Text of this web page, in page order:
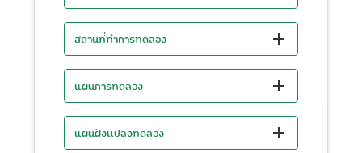
สถานที่ทำการทดลอง
แผนการทดลอง
แผนฝังแปลงทดลอง